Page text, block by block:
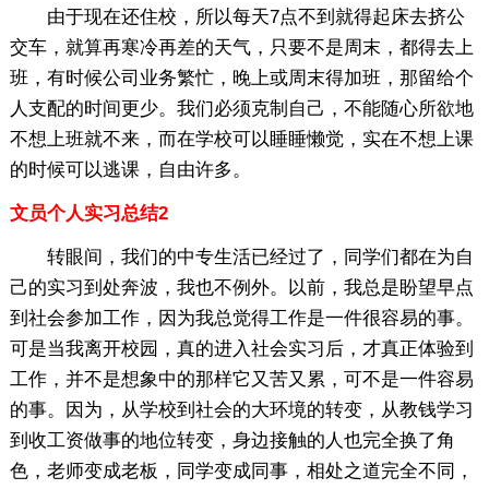
由于现在还住校，所以每天7点不到就得起床去挤公
交车，就算再寒冷再差的天气，只要不是周末，都得去上
班，有时候公司业务繁忙，晚上或周末得加班，那留给个
人支配的时间更少。我们必须克制自己，不能随心所欲地
不想上班就不来，而在学校可以睡睡懒觉，实在不想上课
的时候可以逃课，自由许多。
文员个人实习总结2
转眼间，我们的中专生活已经过了，同学们都在为自
己的实习到处奔波，我也不例外。以前，我总是盼望早点
到社会参加工作，因为我总觉得工作是一件很容易的事。
可是当我离开校园，真的进入社会实习后，才真正体验到
工作，并不是想象中的那样它又苦又累，可不是一件容易
的事。因为，从学校到社会的大环境的转变，从教钱学习
到收工资做事的地位转变，身边接触的人也完全换了角
色，老师变成老板，同学变成同事，相处之道完全不同，